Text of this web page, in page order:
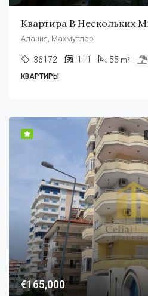
Алания, Махмутлар
36172 1+1 55 m²
КВАРТИРЫ
€165,000